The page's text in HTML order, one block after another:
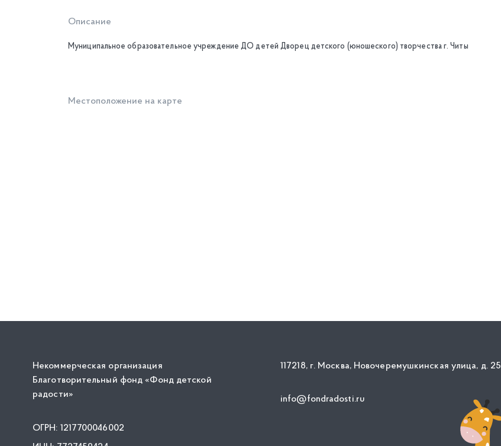
Описание
Муниципальное образовательное учреждение ДО детей Дворец детского (юношеского) творчества г. Читы
Местоположение на карте
Некоммерческая организация
Благотворительный фонд «Фонд детской
радости»
ОГРН: 1217700046002
117218, г. Москва, Новочеремушкинская улица, д. 25
info@fondradosti.ru